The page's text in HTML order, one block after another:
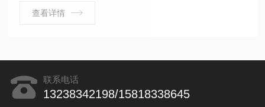
查看详情
联系电话
13238342198/15818338645